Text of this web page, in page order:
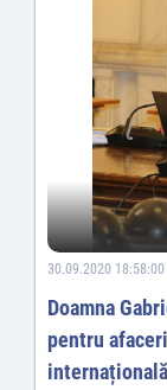
30.09.2020 18:58:00
Doamna
pentru